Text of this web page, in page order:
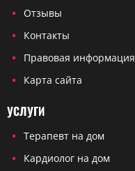
Отзывы
Контакты
Правовая информация
Карта сайта
УСЛУГИ
Терапевт на дом
Кардиолог на дом